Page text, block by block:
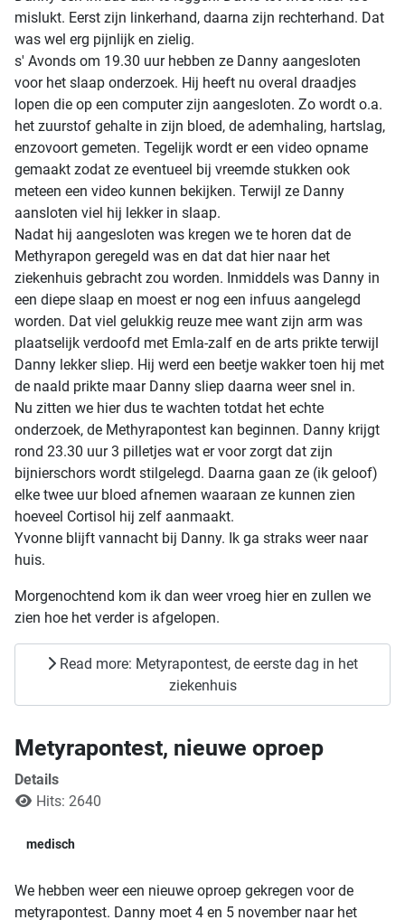
mislukt. Eerst zijn linkerhand, daarna zijn rechterhand. Dat
was wel erg pijnlijk en zielig.
s' Avonds om 19.30 uur hebben ze Danny aangesloten
voor het slaap onderzoek. Hij heeft nu overal draadjes
lopen die op een computer zijn aangesloten. Zo wordt o.a.
het zuurstof gehalte in zijn bloed, de ademhaling, hartslag,
enzovoort gemeten. Tegelijk wordt er een video opname
gemaakt zodat ze eventueel bij vreemde stukken ook
meteen een video kunnen bekijken. Terwijl ze Danny
aansloten viel hij lekker in slaap.
Nadat hij aangesloten was kregen we te horen dat de
Methyrapon geregeld was en dat dat hier naar het
ziekenhuis gebracht zou worden. Inmiddels was Danny in
een diepe slaap en moest er nog een infuus aangelegd
worden. Dat viel gelukkig reuze mee want zijn arm was
plaatselijk verdoofd met Emla-zalf en de arts prikte terwijl
Danny lekker sliep. Hij werd een beetje wakker toen hij met
de naald prikte maar Danny sliep daarna weer snel in.
Nu zitten we hier dus te wachten totdat het echte
onderzoek, de Methyrapontest kan beginnen. Danny krijgt
rond 23.30 uur 3 pilletjes wat er voor zorgt dat zijn
bijnierschors wordt stilgelegd. Daarna gaan ze (ik geloof)
elke twee uur bloed afnemen waaraan ze kunnen zien
hoeveel Cortisol hij zelf aanmaakt.
Yvonne blijft vannacht bij Danny. Ik ga straks weer naar
huis.
Morgenochtend kom ik dan weer vroeg hier en zullen we
zien hoe het verder is afgelopen.
Read more: Metyrapontest, de eerste dag in het
ziekenhuis
Metyrapontest, nieuwe oproep
Details
Hits: 2640
medisch
We hebben weer een nieuwe oproep gekregen voor de
metyrapontest. Danny moet 4 en 5 november naar het